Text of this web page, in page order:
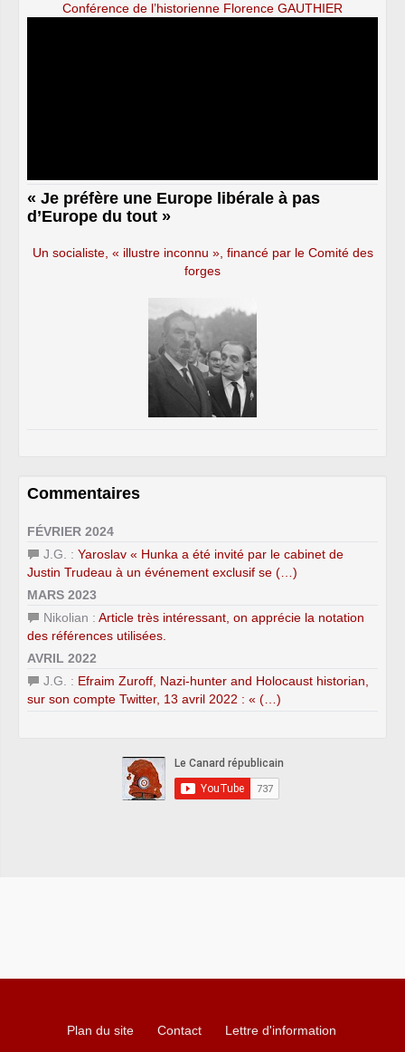
Conférence de l’historienne Florence GAUTHIER
« Je préfère une Europe libérale à pas
d’Europe du tout »
Un socialiste, « illustre inconnu », financé par le Comité des
forges
Commentaires
FÉVRIER 2024
J.G. : Yaroslav « Hunka a été invité par le cabinet de
Justin Trudeau à un événement exclusif se (…)
MARS 2023
Nikolian : Article très intéressant, on apprécie la notation
des références utilisées.
AVRIL 2022
J.G. : Efraim Zuroff, Nazi-hunter and Holocaust historian,
sur son compte Twitter, 13 avril 2022 : « (…)
Plan du site Contact Lettre d'information